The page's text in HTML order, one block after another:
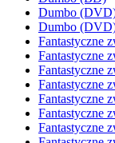
Dumbo
Dumbo
Fantastyczne
Fantastyczne
Fantastyczne
Fantastyczne
Fantastyczne
Fantastyczne
Fantastyczne